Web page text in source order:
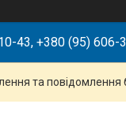
43, +380 (95) 606-
та